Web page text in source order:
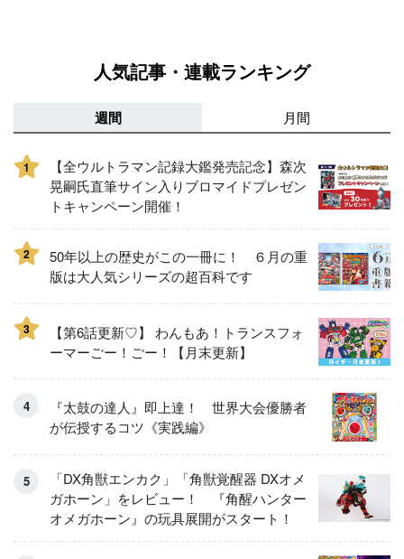
人気記事・連載ランキング
週間 月間
1
【全ウルトラマン記録大鑑発売記念】森次
晃嗣氏直筆サイン入りブロマイドプレゼン
トキャンペーン開催！
2
50年以上の歴史がこの一冊に！ ６月の重
版は大人気シリーズの超百科です
3
【第6話更新♡】 わんもあ！トランスフォ
ーマーごー！ごー！【月末更新】
『太鼓の達人』即上達！ 世界大会優勝者
が伝授するコツ《実践編》
「DX角獣エンカク」「角獣覚醒器 DXオメ
ガホーン」をレビュー！ 『角醒ハンター
オメガホーン』の玩具展開がスタート！